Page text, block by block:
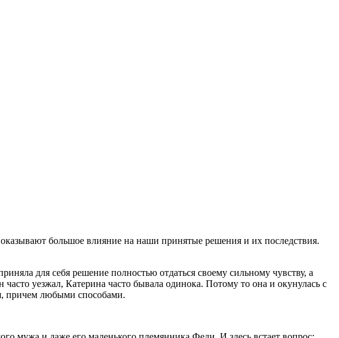
большое влияние на наши принятые решения и их последствия.
для себя решение полностью отдаться своему сильному чувству, а
уезжал, Катерина часто бывала одинока. Потому то она и окунулась с
причем любыми способами.